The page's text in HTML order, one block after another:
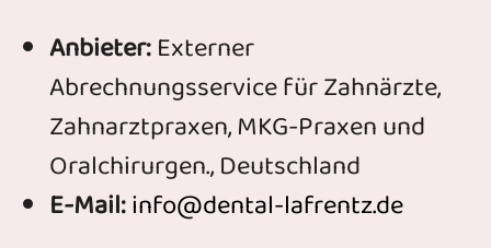
Anbieter:Externer
Abrechnungsservice für Zahnärzte,
Zahnarztpraxen, MKG-Praxen und
Oralchirurgen., Deutschland
E-Mail:info@dental-lafrentz.de